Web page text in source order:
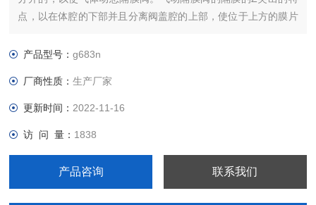
点，以在体腔的下部并且分离阀盖腔的上部，使位于上方的膜片
且没有介质泄漏。
产品型号：g683n
厂商性质：生产厂家
更新时间： 2022-11-16
访 问 量： 1838
产品咨询 联系我们